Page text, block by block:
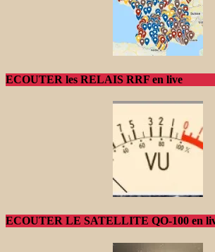
ECOUTER les RELAIS RRF en live
ECOUTER LE SATELLITE QO-100 en